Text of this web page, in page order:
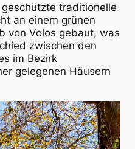
traditionelle
an einem grünen
von Volos gebaut, was
zwischen den
im Bezirk
gelegenen Häusern